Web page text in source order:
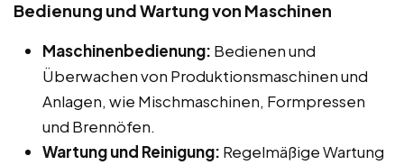
Bedienung und Wartung von Maschinen
Maschinenbedienung: Bedienen und
Überwachen von Produktionsmaschinen und
Anlagen, wie Mischmaschinen, Formpressen
und Brennöfen.
Wartung und Reinigung: Regelmäßige Wartung